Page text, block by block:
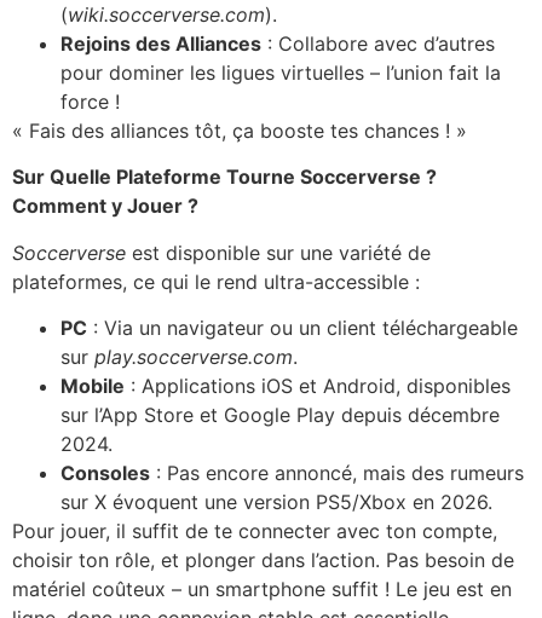
(wiki.soccerverse.com).
Rejoins des Alliances : Collabore avec d’autres
pour dominer les ligues virtuelles – l’union fait la
force !
« Fais des alliances tôt, ça booste tes chances ! »
Sur Quelle Plateforme Tourne Soccerverse ?
Comment y Jouer ?
Soccerverse est disponible sur une variété de
plateformes, ce qui le rend ultra-accessible :
PC : Via un navigateur ou un client téléchargeable
sur play.soccerverse.com.
Mobile : Applications iOS et Android, disponibles
sur l’App Store et Google Play depuis décembre
2024.
Consoles : Pas encore annoncé, mais des rumeurs
sur X évoquent une version PS5/Xbox en 2026.
Pour jouer, il suffit de te connecter avec ton compte,
choisir ton rôle, et plonger dans l’action. Pas besoin de
matériel coûteux – un smartphone suffit ! Le jeu est en